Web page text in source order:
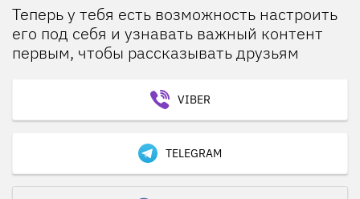
Теперь у тебя есть возможность настроить
его под себя и узнавать важный контент
первым, чтобы рассказывать друзьям
VIBER
TELEGRAM